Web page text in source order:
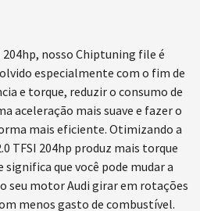
204hp, nosso Chiptuning file é
especialmente com o fim de
e torque, reduzir o consumo de
aceleração mais suave e fazer o
mais eficiente. Otimizando a
TFSI 204hp produz mais torque
que você pode mudar a
seu motor Audi girar em rotações
menos gasto de combustível.